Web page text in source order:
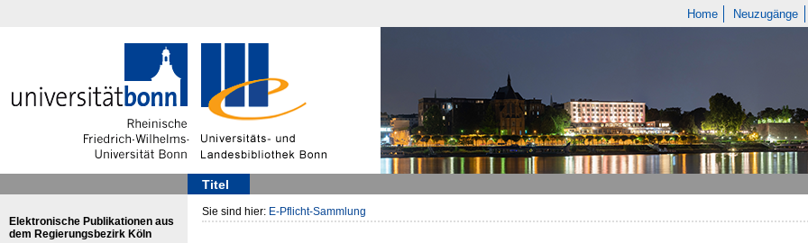
Home Neuzugänge
Titel
Elektronische Publikationen aus
dem Regierungsbezirk Köln
Sie sind hier: E-Pflicht-Sammlung